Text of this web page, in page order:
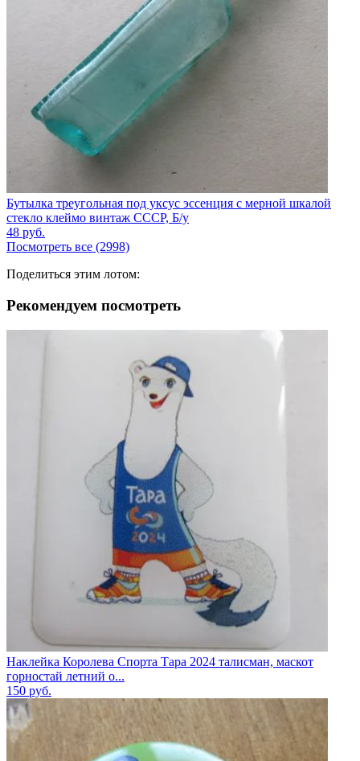
Бутылка треугольная под уксус эссенция с мерной шкалой
стекло клеймо винтаж СССР, Б/у
48 руб.
Посмотреть все (2998)
Поделиться этим лотом:
Рекомендуем посмотреть
Наклейка Королева Спорта Тара 2024 талисман, маскот
горностай летний о...
150 руб.